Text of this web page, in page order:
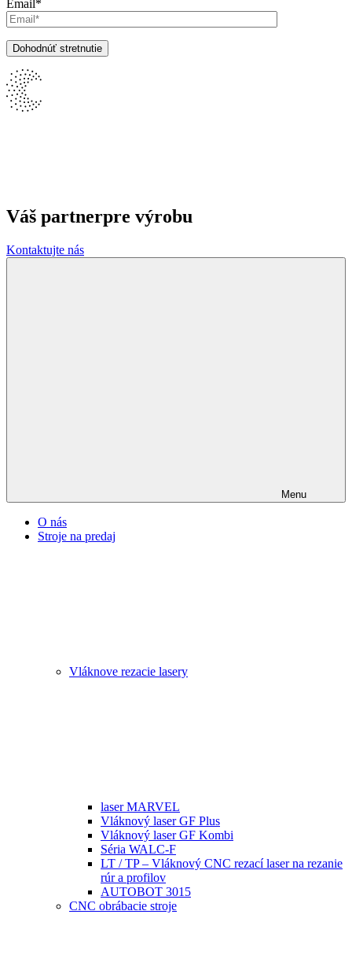
Email*
Váš partnerpre výrobu
Kontaktujte nás
Menu
O nás
Stroje na predaj
Vláknove rezacie lasery
laser MARVEL
Vláknový laser GF Plus
Vláknový laser GF Kombi
Séria WALC-F
LT / TP – Vláknový CNC rezací laser na rezanie
rúr a profilov
AUTOBOT 3015
CNC obrábacie stroje